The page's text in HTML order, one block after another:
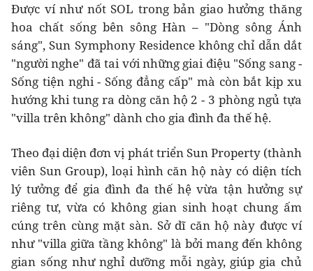
Được ví như nốt SOL trong bản giao hưởng thăng
hoa chất sống bên sông Hàn – "Dòng sông Ánh
sáng", Sun Symphony Residence không chỉ dẫn dắt
"người nghe" đã tai với những giai điệu "Sống sang -
Sống tiện nghi - Sống đẳng cấp" mà còn bắt kịp xu
hướng khi tung ra dòng căn hộ 2 - 3 phòng ngủ tựa
"villa trên không" dành cho gia đình đa thế hệ.
Theo đại diện đơn vị phát triển Sun Property (thành
viên Sun Group), loại hình căn hộ này có diện tích
lý tưởng để gia đình đa thế hệ vừa tận hưởng sự
riêng tư, vừa có không gian sinh hoạt chung ấm
cúng trên cùng mặt sàn. Sở dĩ căn hộ này được ví
như "villa giữa tầng không" là bởi mang đến không
gian sống như nghỉ dưỡng mỗi ngày, giúp gia chủ